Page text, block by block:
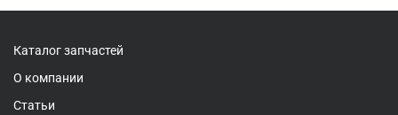
Каталог запчастей
О компании
Статьи